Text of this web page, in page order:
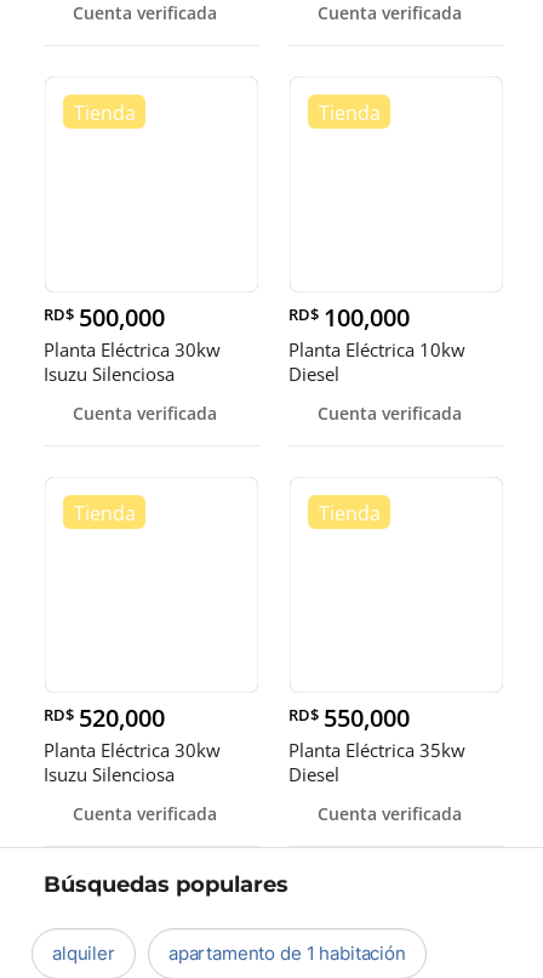
Cuenta verificada Cuenta verificada
RD$ 500,000
Planta Eléctrica 30kw
Isuzu Silenciosa
Cuenta verificada
RD$ 100,000
Planta Eléctrica 10kw
Diesel
Cuenta verificada
RD$ 520,000
Planta Eléctrica 30kw
Isuzu Silenciosa
Cuenta verificada
RD$ 550,000
Planta Eléctrica 35kw
Diesel
Cuenta verificada
Búsquedas populares
alquiler apartamento de 1 habitación